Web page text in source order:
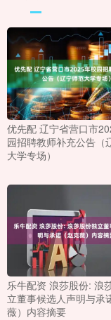
优先配 辽宁省营口市
园招聘教师补充公告（
大学专场）
乐牛配资 浪莎股份: 浪
立董事候选人声明与承
薇）内容摘要